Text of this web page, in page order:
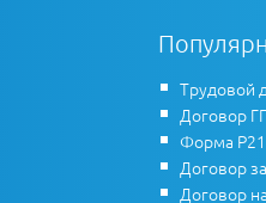
Трудовой
Договор
Форма
Договор
Договор